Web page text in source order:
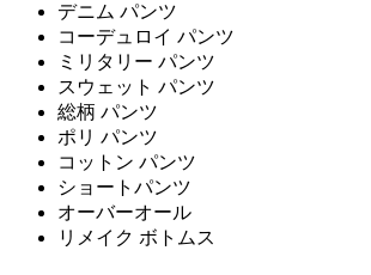
デニム パンツ
コーデュロイ パンツ
ミリタリー パンツ
スウェット パンツ
総柄 パンツ
ポリ パンツ
コットン パンツ
ショートパンツ
オーバーオール
リメイク ボトムス